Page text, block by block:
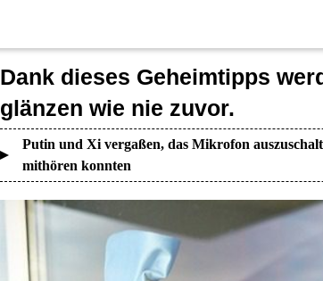
Dank dieses Geheimtipps
glänzen wie nie zuvor.
Putin und Xi vergaßen, das Mikrofon
mithören konnten